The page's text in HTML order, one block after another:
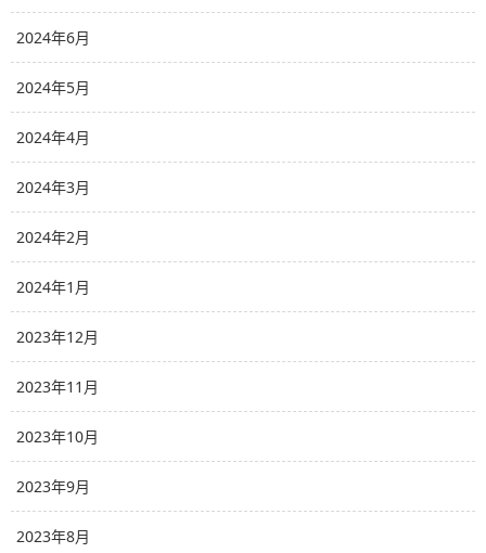
2024年6月
2024年5月
2024年4月
2024年3月
2024年2月
2024年1月
2023年12月
2023年11月
2023年10月
2023年9月
2023年8月